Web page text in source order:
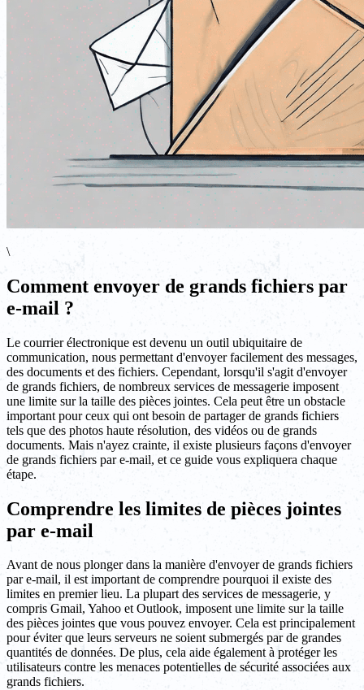
\
Comment envoyer de grands fichiers par
e-mail ?
Le courrier électronique est devenu un outil ubiquitaire de
communication, nous permettant d'envoyer facilement des messages,
des documents et des fichiers. Cependant, lorsqu'il s'agit d'envoyer
de grands fichiers, de nombreux services de messagerie imposent
une limite sur la taille des pièces jointes. Cela peut être un obstacle
important pour ceux qui ont besoin de partager de grands fichiers
tels que des photos haute résolution, des vidéos ou de grands
documents. Mais n'ayez crainte, il existe plusieurs façons d'envoyer
de grands fichiers par e-mail, et ce guide vous expliquera chaque
étape.
Comprendre les limites de pièces jointes
par e-mail
Avant de nous plonger dans la manière d'envoyer de grands fichiers
par e-mail, il est important de comprendre pourquoi il existe des
limites en premier lieu. La plupart des services de messagerie, y
compris Gmail, Yahoo et Outlook, imposent une limite sur la taille
des pièces jointes que vous pouvez envoyer. Cela est principalement
pour éviter que leurs serveurs ne soient submergés par de grandes
quantités de données. De plus, cela aide également à protéger les
utilisateurs contre les menaces potentielles de sécurité associées aux
grands fichiers.